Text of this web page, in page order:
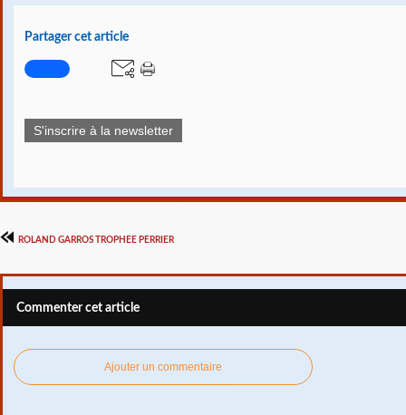
Partager cet article
S'inscrire à la newsletter
ROLAND GARROS TROPHEE PERRIER
Commenter cet article
Ajouter un commentaire